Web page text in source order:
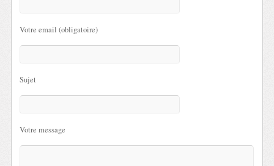
Votre email (obligatoire)
Sujet
Votre message